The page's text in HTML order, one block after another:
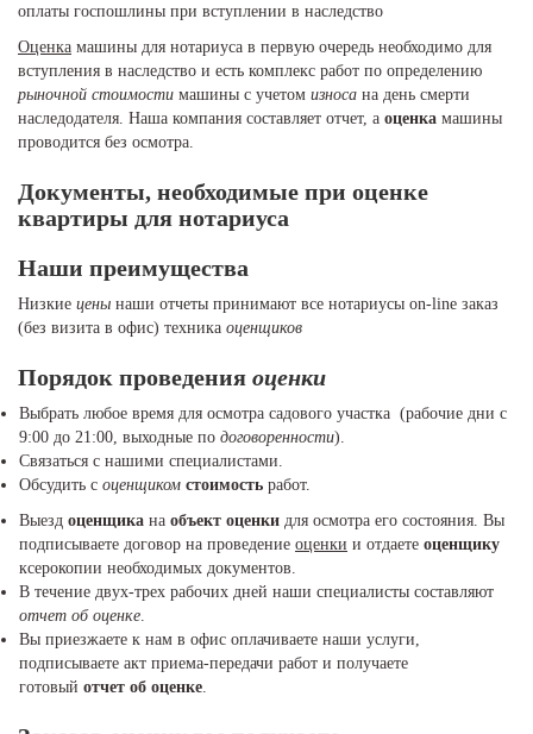
оплаты госпошлины при вступлении в наследство
Оценка машины для нотариуса в первую очередь необходимо для
вступления в наследство и есть комплекс работ по определению
рыночной стоимости машины с учетом износа на день смерти
наследодателя. Наша компания составляет отчет, а оценка машины
проводится без осмотра.
Документы, необходимые при оценке
квартиры для нотариуса
Наши преимущества
Низкие цены наши отчеты принимают все нотариусы on-line заказ
(без визита в офис) техника оценщиков
Порядок проведения оценки
Выбрать любое время для осмотра садового участка (рабочие дни с
9:00 до 21:00, выходные по договоренности).
Связаться с нашими специалистами.
Обсудить с оценщиком стоимость работ.
Выезд оценщика на объект оценки для осмотра его состояния. Вы
подписываете договор на проведение оценки и отдаете оценщику
ксерокопии необходимых документов.
В течение двух-трех рабочих дней наши специалисты составляют
отчет об оценке
Вы приезжаете к нам в офис оплачиваете наши услуги,
подписываете акт приема-передачи работ и получаете
готовый отчет об оценке